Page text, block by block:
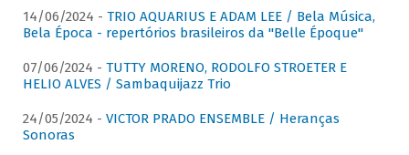
14/06/2024 - TRIO AQUARIUS E ADAM LEE / Bela Música,
Bela Época - repertórios brasileiros da "Belle Époque"
07/06/2024 - TUTTY MORENO, RODOLFO STROETER E
HELIO ALVES / Sambaquijazz Trio
24/05/2024 - VICTOR PRADO ENSEMBLE / Heranças
Sonoras